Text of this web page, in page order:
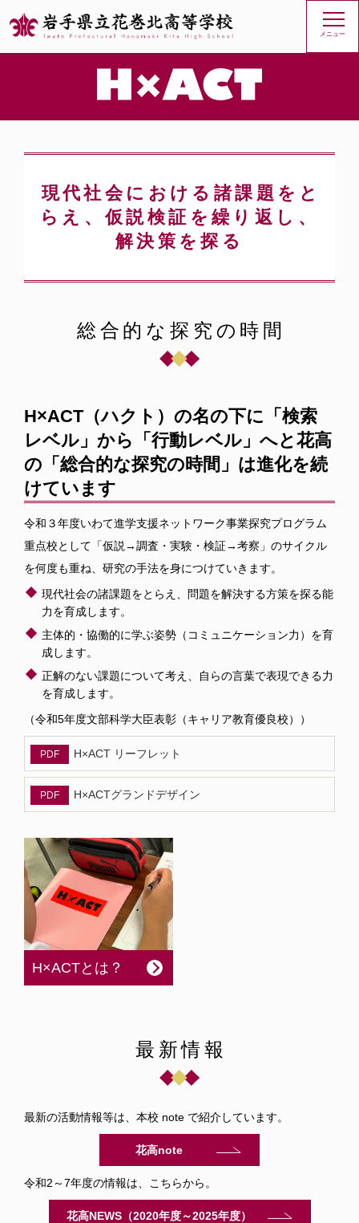
メニュー
現代社会における諸課題をと
らえ、仮説検証を繰り返し、
解決策を探る
総合的な探究の時間
H×ACT（ハクト）の名の下に「検索
レベル」から「行動レベル」へと花高
の「総合的な探究の時間」は進化を続
けています
令和３年度いわて進学支援ネットワーク事業探究プログラム
重点校として「仮説→調査・実験・検証→考察」のサイクル
を何度も重ね、研究の手法を身につけていきます。
現代社会の諸課題をとらえ、問題を解決する方策を探る能
力を育成します。
主体的・協働的に学ぶ姿勢（コミュニケーション力）を育
成します。
正解のない課題について考え、自らの言葉で表現できる力
を育成します。
（令和5年度文部科学大臣表彰（キャリア教育優良校））
H×ACT リーフレット
H×ACTグランドデザイン
H×ACTとは？
最新情報
最新の活動情報等は、本校 note で紹介しています。
花高note
令和2～7年度の情報は、こちらから。
花高NEWS（2020年度～2025年度）